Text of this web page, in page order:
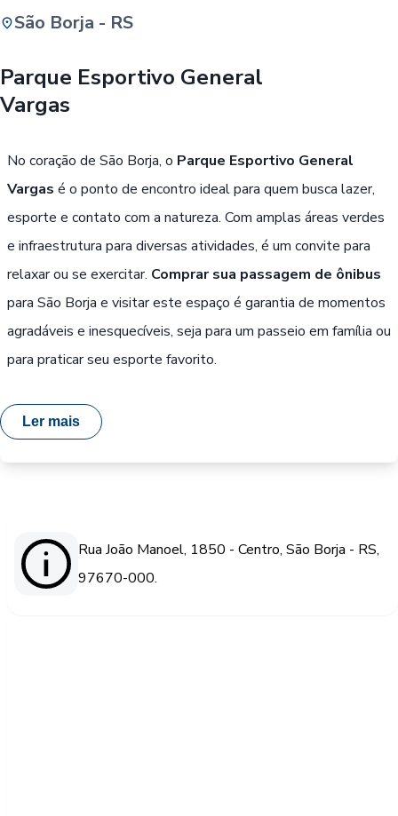
São Borja - RS
Parque Esportivo General
Vargas
No coração de São Borja, o Parque Esportivo General
Vargas é o ponto de encontro ideal para quem busca lazer,
esporte e contato com a natureza. Com amplas áreas verdes
e infraestrutura para diversas atividades, é um convite para
relaxar ou se exercitar. Comprar sua passagem de ônibus
para São Borja e visitar este espaço é garantia de momentos
agradáveis e inesquecíveis, seja para um passeio em família ou
para praticar seu esporte favorito.
Ler mais
Rua João Manoel, 1850 - Centro, São Borja - RS,
97670-000.